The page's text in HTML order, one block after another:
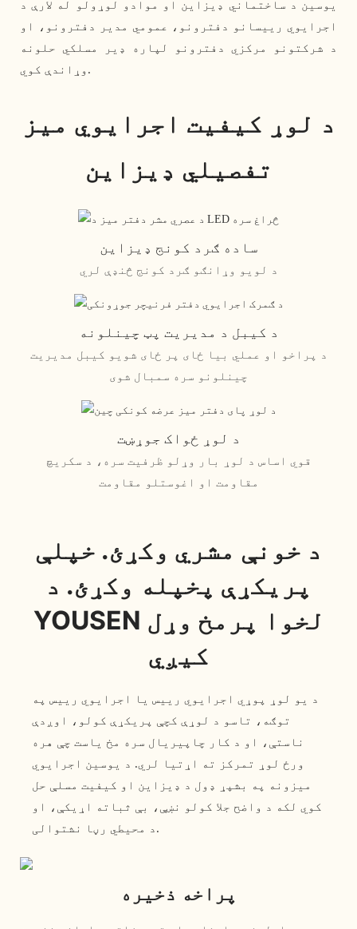
یوسین د ساختماني ډیزاین او موادو لوړولو له لارې د
اجرایوي رییسانو دفترونو، عمومي مدیر دفترونو، او
د شرکتونو مرکزي دفترونو لپاره ډیر مسلکي حلونه
وړاندې کوي.
د لوړ کیفیت اجرایوي میز
تفصيلي ډیزاین
ساده ګرد کونج ډیزاین
د لویو وړانګو ګرد کونج څنډې لري
د کیبل د مدیریت پټ چینلونه
د پراخو او عملي بیا ځای پر ځای شویو کیبل مدیریت
چینلونو سره سمبال شوی
د لوړ ځواک جوړښت
قوي اساس د لوړ بار وړلو ظرفیت سره، د سکریچ
مقاومت او اغوستلو مقاومت
د خونې مشري وکړئ. خپلې
پریکړې پخپله وکړئ. د
YOUSEN لخوا پرمخ وړل
کیږي
د یو لوړ پوړي اجرایوي رییس یا اجرایوي رییس په
توګه، تاسو د لوړې کچې پریکړې کولو، اوږدې
ناستې، او د کار چاپیریال سره مخ یاست چې هره
ورځ لوړ تمرکز ته اړتیا لري. د یوسین اجرایوي
میزونه په بشپړ ډول د ډیزاین او کیفیت مسلې حل
کوي لکه د واضح جلا کولو نښې، بې ثباته اړیکې، او
د محیطي رڼا نشتوالی.
پراخه ذخیره